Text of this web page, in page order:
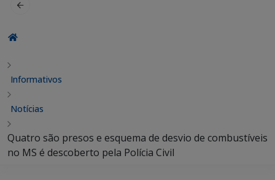
Informativos
Notícias
Quatro são presos e esquema de desvio de combustíveis
no MS é descoberto pela Polícia Civil